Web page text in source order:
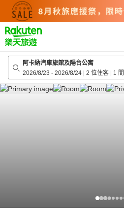
top
page
阿卡納汽車旅館及陽台公寓
2026/8/23 - 2026/8/24 | 2 位住客 | 1